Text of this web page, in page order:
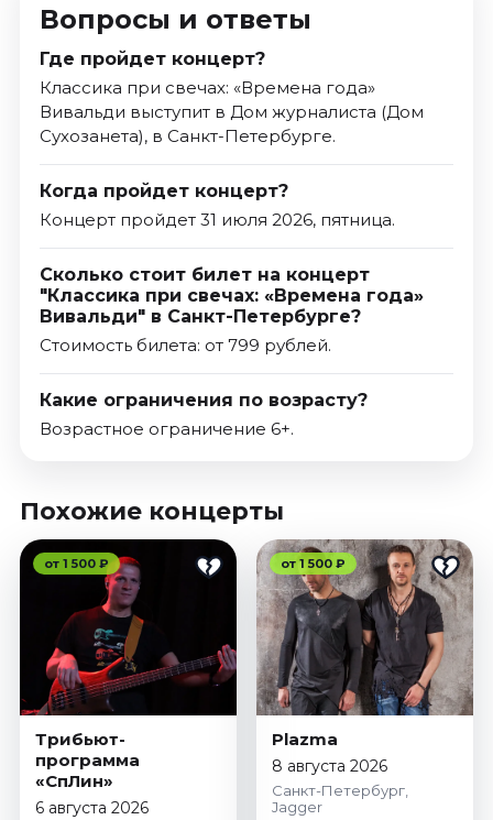
Вопросы и ответы
Где пройдет концерт?
Классика при свечах: «Времена года»
Вивальди выступит в Дом журналиста (Дом
Сухозанета), в Санкт-Петербурге.
Когда пройдет концерт?
Концерт пройдет 31 июля 2026, пятница.
Сколько стоит билет на концерт
"Классика при свечах: «Времена года»
Вивальди" в Санкт-Петербурге?
Стоимость билета: от 799 рублей.
Какие ограничения по возрасту?
Возрастное ограничение 6+.
Похожие концерты
от 1 500 ₽
Трибьют-
программа
«СпЛин»
6 августа 2026
от 1 500 ₽
Plazma
8 августа 2026
Санкт-Петербург,
Jagger